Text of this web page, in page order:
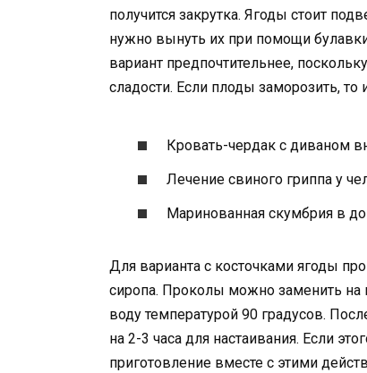
получится закрутка. Ягоды стоит
нужно вынуть их при помощи
вариант предпочтительнее,
сладости. Если плоды заморозить,
Кровать-чердак с диваном
Лечение свиного гриппа у
Маринованная скумбрия в
Для варианта с косточками ягоды
сиропа. Проколы можно заменить
воду температурой 90 градусов.
на 2-3 часа для настаивания. Если
приготовление вместе с этими